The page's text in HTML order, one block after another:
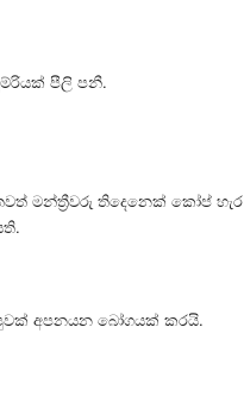
පීලි පනී.
මන්ත්‍රීවරු තිදෙනෙක් කෝප් හැර
අපනයන බෝගයක් කරයි.